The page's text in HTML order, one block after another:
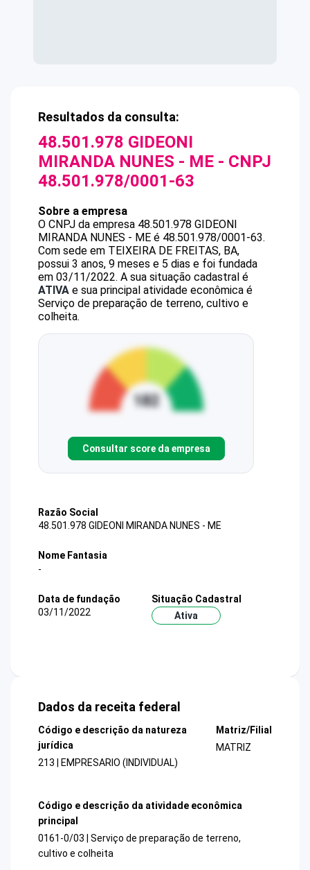
Resultados da consulta:
48.501.978 GIDEONI
MIRANDA NUNES - ME - CNPJ
48.501.978/0001-63
Sobre a empresa
O CNPJ da empresa 48.501.978 GIDEONI
MIRANDA NUNES - ME é 48.501.978/0001-63.
Com sede em TEIXEIRA DE FREITAS, BA,
possui 3 anos, 9 meses e 5 dias e foi fundada
em 03/11/2022. A sua situação cadastral é
ATIVA e sua principal atividade econômica é
Serviço de preparação de terreno, cultivo e
colheita.
Consultar score da empresa
Razão Social
48.501.978 GIDEONI MIRANDA NUNES - ME
Nome Fantasia
-
Data de fundação
03/11/2022
Situação Cadastral
Ativa
Dados da receita federal
Código e descrição da natureza
jurídica
213 | EMPRESARIO (INDIVIDUAL)
Matriz/Filial
MATRIZ
Código e descrição da atividade econômica
principal
0161-0/03 | Serviço de preparação de terreno,
cultivo e colheita